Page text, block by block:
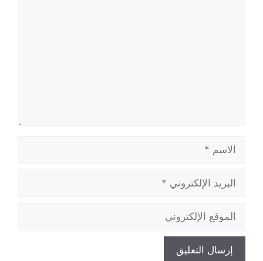
الاسم
البريد
الإلكتروني
الموقع
الإلكتروني